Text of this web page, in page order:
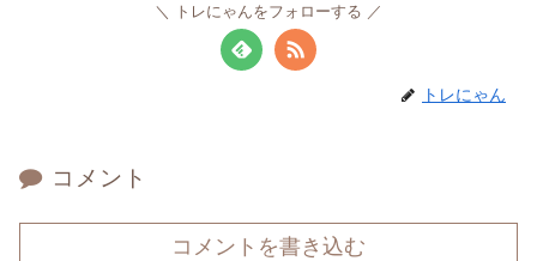
トレにゃんをフォローする
トレにゃん
コメント
コメントを書き込む